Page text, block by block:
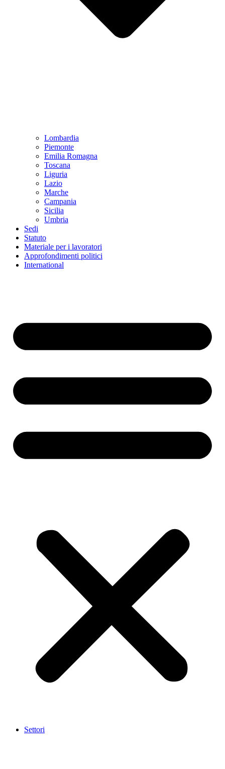
Lombardia
Piemonte
Emilia Romagna
Toscana
Liguria
Lazio
Marche
Campania
Sicilia
Umbria
Sedi
Statuto
Materiale per i lavoratori
Approfondimenti politici
International
Settori